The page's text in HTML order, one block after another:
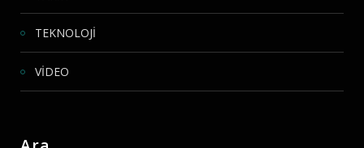
TEKNOLOJİ
VİDEO